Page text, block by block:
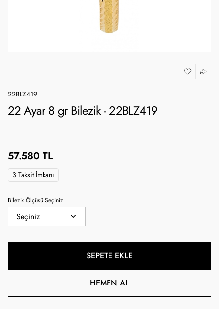
22BLZ419
22 Ayar 8 gr Bilezik - 22BLZ419
57.580 TL
3 Taksit İmkanı
Bilezik Ölçüsü Seçiniz
SEPETE EKLE
HEMEN AL